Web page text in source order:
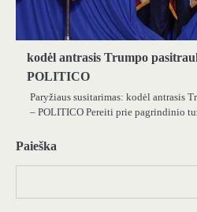
kodėl antrasis Trumpo
POLITICO
Paryžiaus susitarimas: kodėl antrasis
– POLITICO Pereiti prie pagrindinio
Paieška